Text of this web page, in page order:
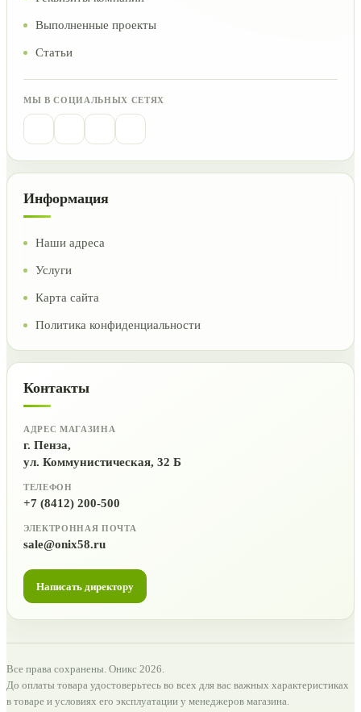
Выполненные проекты
Статьи
МЫ В СОЦИАЛЬНЫХ СЕТЯХ
Информация
Наши адреса
Услуги
Карта сайта
Политика конфиденциальности
Контакты
АДРЕС МАГАЗИНА
г. Пенза,
ул. Коммунистическая, 32 Б
ТЕЛЕФОН
+7 (8412) 200-500
ЭЛЕКТРОННАЯ ПОЧТА
sale@onix58.ru
Написать директору
Все права сохранены. Оникс 2026.
До оплаты товара удостоверьтесь во всех для вас важных характеристиках
в товаре и условиях его эксплуатации у менеджеров магазина.